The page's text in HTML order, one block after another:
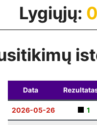
Lygiųjų: 0
Data
2026-05-26 1